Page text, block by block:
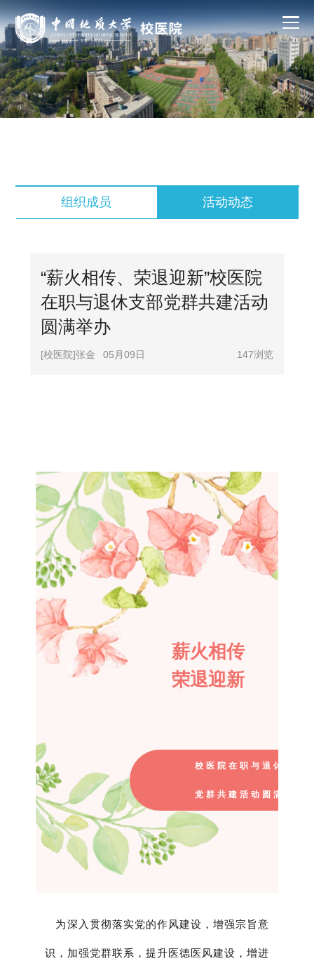
组织成员 活动动态
“薪火相传、荣退迎新”校医院
在职与退休支部党群共建活动
圆满举办
[校医院]张金 05月09日 147浏览
薪火相传
荣退迎新
校医院在职与退休支部
党群共建活动圆满举办
为深入贯彻落实党的作风建设，增强宗旨意
识，加强党群联系，提升医德医风建设，增进